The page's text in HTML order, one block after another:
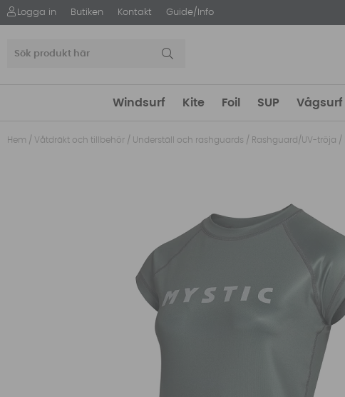
Logga in Butiken Kontakt Guide/Info
Windsurf Kite Foil SUP Vågsurf
Hem / Våtdräkt och tillbehör / Underställ och rashguards / Rashguard/UV-tröja /